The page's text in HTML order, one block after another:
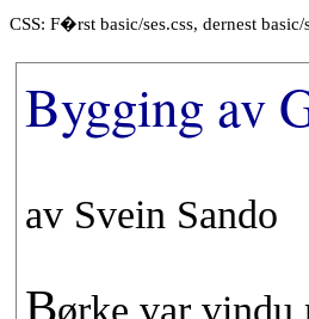
CSS: F�rst basic/ses.css, dernest basic/
Bygging av
av Svein Sando
B